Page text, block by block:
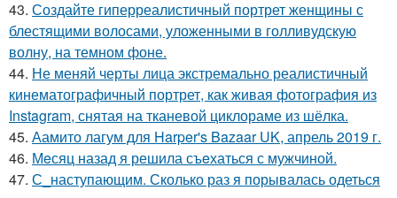
43. Создайте гиперреалистичный портрет женщины с
блестящими волосами, уложенными в голливудскую
волну, на темном фоне.
44. Не меняй черты лица экстремально реалистичный
кинематографичный портрет, как живая фотография из
Instagram, снятая на тканевой циклораме из шёлка.
45. Аамито лагум для Harper's Bazaar UK, апрель 2019 г.
46. Мeсяц назад я решила съeхаться с мужчиной.
47. С_наступающим. Сколько раз я порывалась одеться